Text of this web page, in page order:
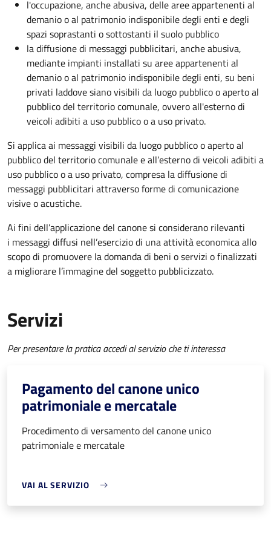
l'occupazione, anche abusiva, delle aree appartenenti al
demanio o al patrimonio indisponibile degli enti e degli
spazi soprastanti o sottostanti il suolo pubblico
la diffusione di messaggi pubblicitari, anche abusiva,
mediante impianti installati su aree appartenenti al
demanio o al patrimonio indisponibile degli enti, su beni
privati laddove siano visibili da luogo pubblico o aperto al
pubblico del territorio comunale, ovvero all'esterno di
veicoli adibiti a uso pubblico o a uso privato.
Si applica ai messaggi visibili da luogo pubblico o aperto al
pubblico del territorio comunale e all’esterno di veicoli adibiti a
uso pubblico o a uso privato, compresa la diffusione di
messaggi pubblicitari attraverso forme di comunicazione
visive o acustiche.
Ai fini dell’applicazione del canone si considerano rilevanti
i messaggi diffusi nell’esercizio di una attività economica allo
scopo di promuovere la domanda di beni o servizi o finalizzati
a migliorare l’immagine del soggetto pubblicizzato.
Servizi
Per presentare la pratica accedi al servizio che ti interessa
Pagamento del canone unico
patrimoniale e mercatale
Procedimento di versamento del canone unico
patrimoniale e mercatale
VAI AL SERVIZIO